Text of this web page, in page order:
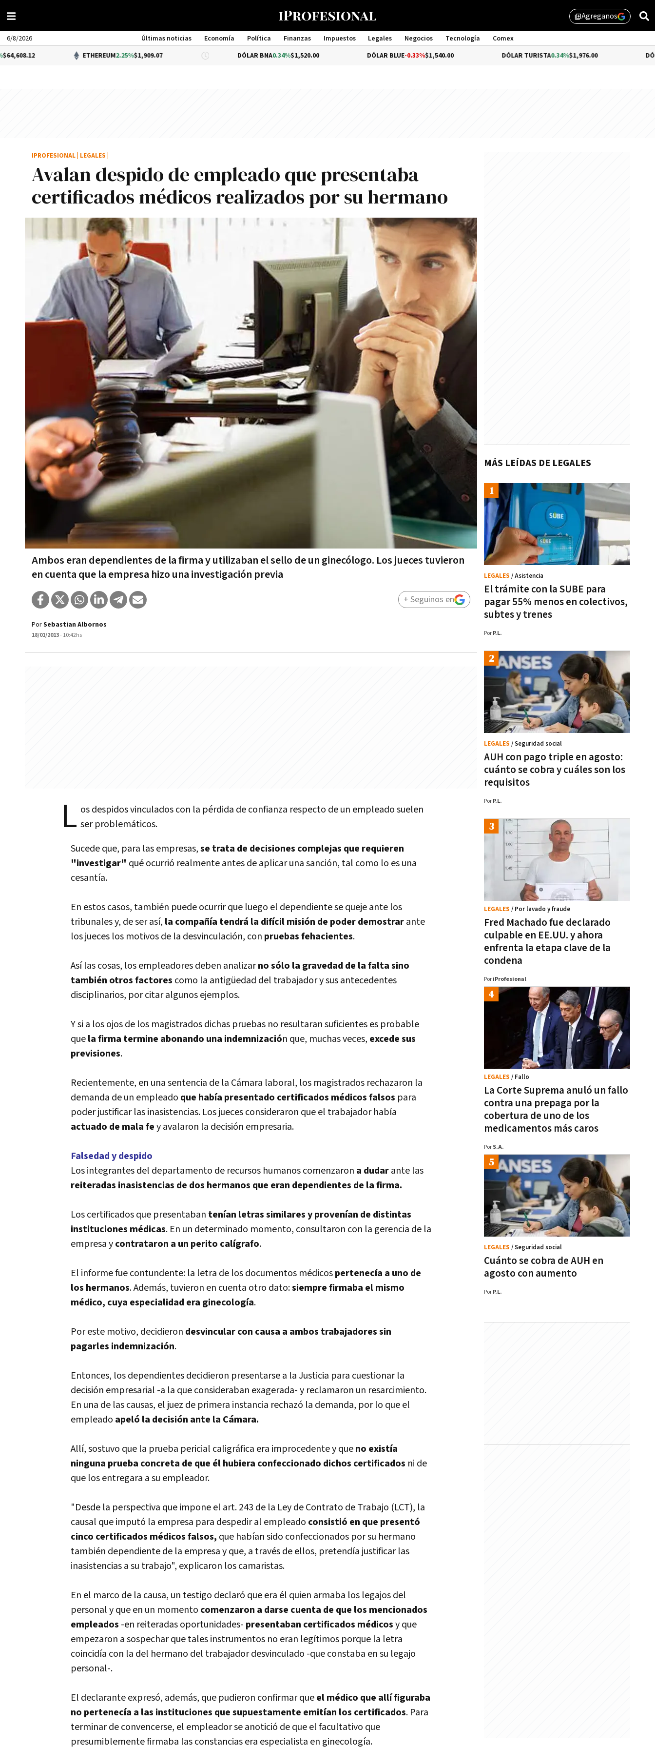
library_addAgreganos
6/8/2026 Últimas noticias Economía Política Finanzas Impuestos Legales Negocios Tecnología
Comex
Management
ETHEREUM2.25%$1,909.07 DÓLAR BNA 0.34%$1,520.00 -0.33%$1,540.00 DÓLAR TURISTA0.34%$1,976.00 -
Avalan despido de empleado que presentaba
certificados médicos realizados por su hermano
Ambos eran dependientes de la firma y utilizaban el sello de un ginecólogo. Los jueces tuvieron
en cuenta que la empresa hizo una investigación previa
IPROFESIONAL LEGALES
PorSebastian Albornos
18/01/2013- 10:42hs
+ Seguinos en
L os despidos vinculados con la pérdida de confianza respecto de un empleado suelen
ser problemáticos.
Sucede que, para las empresas,se trata de decisiones complejas que requieren
"investigar" qué ocurrió realmente antes de aplicar una sanción, tal como lo es una
cesantía.
En estos casos, también puede ocurrir que luego el dependiente se queje ante los
tribunales y, de ser así, la compañía tendrá la difícil misión de poder demostrarante
los jueces los motivos de la desvinculación, con pruebas fehacientes.
Así las cosas, los empleadores deben analizarno sólo la gravedad de la falta sino
también otros factores como la antigüedad del trabajador y sus antecedentes
disciplinarios, por citar algunos ejemplos.
Y si a los ojos de los magistrados dichas pruebas no resultaran suficientes es probable
quela firma termine abonando una indemnización que, muchas veces, excede sus
previsiones.
Recientemente, en una sentencia de la Cámara laboral, los magistrados rechazaron la
demanda de un empleado que había presentado certificados médicos falsos para
poder justificar las inasistencias. Los jueces consideraron que el trabajador había
actuado de mala fey avalaron la decisión empresaria.
Falsedad y despido
Los integrantes del departamento de recursos humanos comenzaron a dudarante las
reiteradas inasistencias de dos hermanos que eran dependientes de la firma.
Los certificados que presentaban tenían letras similares y provenían de distintas
instituciones médicas. En un determinado momento, consultaron con la gerencia de la
empresa ycontrataron a un perito calígrafo.
El informe fue contundente: la letra de los documentos médicospertenecía a uno de
los hermanos. Además, tuvieron en cuenta otro dato:siempre firmaba el mismo
médico, cuya especialidad era ginecología.
Por este motivo, decidieron desvincular con causa a ambos trabajadores sin
pagarles indemnización.
Entonces, los dependientes decidieron presentarse a la Justicia para cuestionar la
decisión empresarial -a la que consideraban exagerada- y reclamaron un resarcimiento.
En una de las causas, el juez de primera instancia rechazó la demanda, por lo que el
empleado apeló la decisión ante la Cámara.
Allí, sostuvo que la prueba pericial caligráfica era improcedente y queno existía
ninguna prueba concreta de que él hubiera confeccionado dichos certificados ni de
que los entregara a su empleador.
"Desde la perspectiva que impone el art. 243 de la Ley de Contrato de Trabajo (LCT), la
causal que imputó la empresa para despedir al empleado consistió en que presentó
cinco certificados médicos falsos, que habían sido confeccionados por su hermano
también dependiente de la empresa y que, a través de ellos, pretendía justificar las
inasistencias a su trabajo", explicaron los camaristas.
En el marco de la causa, un testigo declaró que era él quien armaba los legajos del
personal y que en un momento comenzaron a darse cuenta de que los mencionados
empleados -en reiteradas oportunidades- presentaban certificados médicosy que
empezaron a sospechar que tales instrumentos no eran legítimos porque la letra
coincidía con la del hermano del trabajador desvinculado -que constaba en su legajo
personal-.
El declarante expresó, además, que pudieron confirmar queel médico que allí figuraba
no pertenecía a las instituciones que supuestamente emitían los certificados. Para
terminar de convencerse, el empleador se anotició de que el facultativo que
presumiblemente firmaba las constancias era especialista en ginecología.
MÁS LEÍDAS DE LEGALES
El trámite con la SUBE para
pagar 55% menos en colectivos,
subtes y trenes
LEGALES / Asistencia
Por P.L.
AUH con pago triple en agosto:
cuánto se cobra y cuáles son los
requisitos
LEGALES / Seguridad social
Por P.L.
Fred Machado fue declarado
culpable en EE.UU. y ahora
enfrenta la etapa clave de la
condena
LEGALES / Por lavado y fraude
Por iProfesional
La Corte Suprema anuló un fallo
contra una prepaga por la
cobertura de uno de los
medicamentos más caros
LEGALES / Fallo
Por S.A.
Cuánto se cobra de AUH en
agosto con aumento
LEGALES / Seguridad social
Por P.L.